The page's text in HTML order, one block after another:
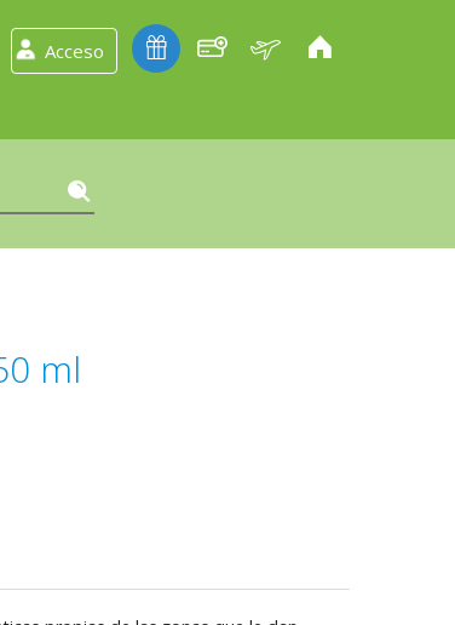
Acceso
ml